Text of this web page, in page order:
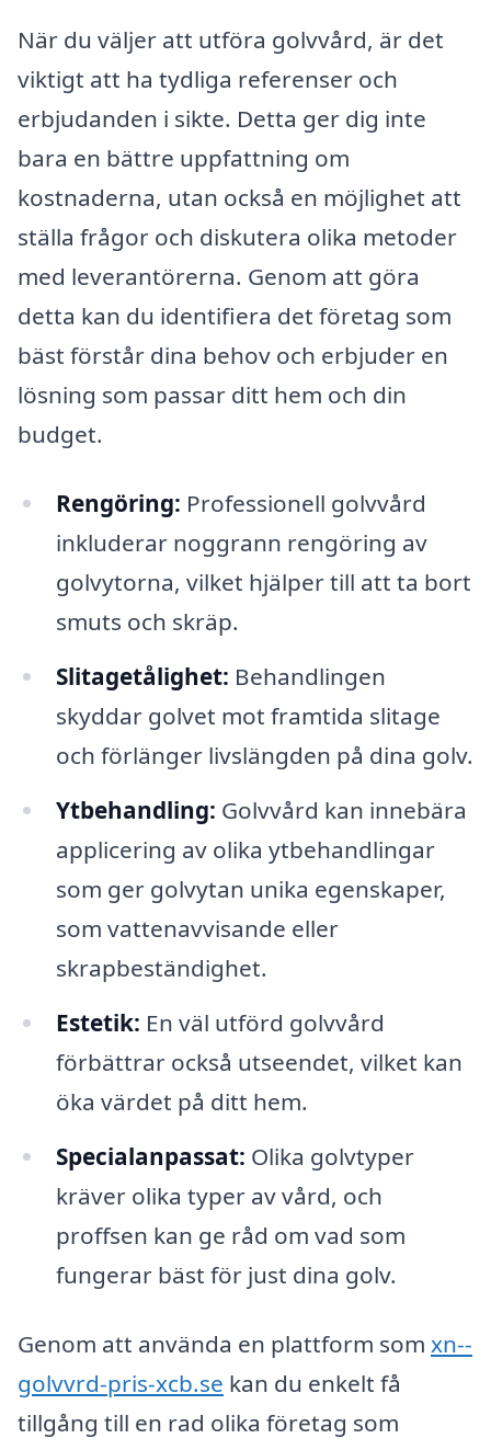
När du väljer att utföra golvvård, är det
viktigt att ha tydliga referenser och
erbjudanden i sikte. Detta ger dig inte
bara en bättre uppfattning om
kostnaderna, utan också en möjlighet att
ställa frågor och diskutera olika metoder
med leverantörerna. Genom att göra
detta kan du identifiera det företag som
bäst förstår dina behov och erbjuder en
lösning som passar ditt hem och din
budget.
Rengöring: Professionell golvvård
inkluderar noggrann rengöring av
golvytorna, vilket hjälper till att ta bort
smuts och skräp.
Slitagetålighet: Behandlingen
skyddar golvet mot framtida slitage
och förlänger livslängden på dina golv.
Ytbehandling: Golvvård kan innebära
applicering av olika ytbehandlingar
som ger golvytan unika egenskaper,
som vattenavvisande eller
skrapbeständighet.
Estetik: En väl utförd golvvård
förbättrar också utseendet, vilket kan
öka värdet på ditt hem.
Specialanpassat: Olika golvtyper
kräver olika typer av vård, och
proffsen kan ge råd om vad som
fungerar bäst för just dina golv.
Genom att använda en plattform som xn--
golvvrd-pris-xcb.se kan du enkelt få
tillgång till en rad olika företag som